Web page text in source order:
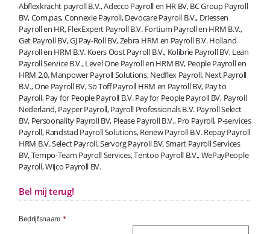
Abflexkracht payroll B.V., Adecco Payroll en HR BV, BC Group Payroll
BV, Com.pas, Connexie Payroll, Devocare Payroll B.V., Driessen
Payroll en HR, FlexExpert Payroll B.V. Fortium Payroll en HRM B.V.,
Get Payroll BV, GJ Pay-Roll BV, Zebra HRM en Payroll B.V. Holland
Payroll en HRM B.V. Koers Oost Payroll B.V., Kolibrie Payroll BV, Lean
Payroll Service B.V., Level One Payroll en HRM BV, People Payroll en
HRM 2.0, Manpower Payroll Solutions, Nedflex Payroll, Next Payroll
B.V., One Payroll BV, So Toff Payroll HRM en Payroll BV, Pay to
Payroll, Pay for People Payroll B.V. Pay for People Payroll BV, Payroll
Nederland, Payper Payroll, Payroll Professionals B.V. Payroll Select
BV, Persoonality Payroll BV, Please Payroll B.V., Pro Payroll, P-services
Payroll, Randstad Payroll Solutions, Renew Payroll B.V. Repay Payroll
HRM B.V. Select Payroll, Servorg Payroll BV, Smart Payroll Services
BV, Tempo-Team Payroll Services, Tentoo Payroll B.V., WePayPeople
Payroll, Wijco Payroll BV.
Bel mij terug!
Bedrijfsnaam *